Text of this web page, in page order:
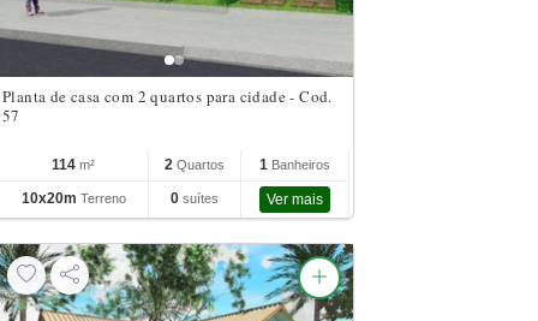
Planta de casa com 2 quartos para cidade - Cod.
57
114 m² 2 Quartos 1 Banheiros
10x20m Terreno 0 suítes Ver mais